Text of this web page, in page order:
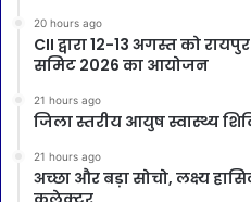
20 hours ago
CII द्वारा 12-13 अगस्त को
समिट 2026 का आयोजन
21 hours ago
जिला स्तरीय आयुष स्वास्थ्य
21 hours ago
अच्छा और बड़ा सोचो, लक्ष्य